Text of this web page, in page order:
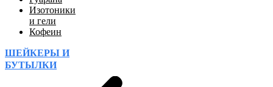
Изотоники
и гели
Кофеин
ШЕЙКЕРЫ И
БУТЫЛКИ